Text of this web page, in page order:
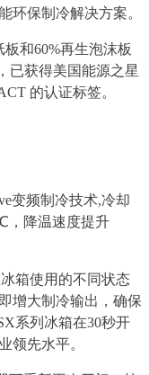
环保制冷解决方案。
和60%再生泡沫板
已获得美国能源之星
的认证标签。
变频制冷技术,冷却
，降温速度提升
箱使用的不同状态
增大制冷输出，确保
系列冰箱在30秒开
领先水平。